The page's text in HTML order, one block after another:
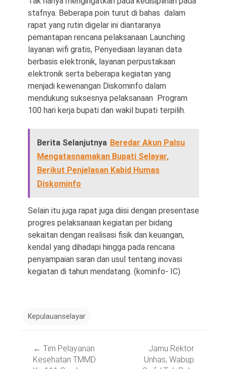
stafnya. Beberapa poin turut di bahas dalam
rapat yang rutin digelar ini diantaranya
pemantapan rencana pelaksanaan Launching
layanan wifi gratis, Penyediaan layanan data
berbasis elektronik, layanan perpustakaan
elektronik serta beberapa kegiatan yang
menjadi kewenangan Diskominfo dalam
mendukung suksesnya pelaksanaan Program
100 hari kerja bupati dan wakil bupati terpilih.
Berita Selanjutnya Beredar Akun Palsu
Mengatasnamakan Bupati Selayar,
Berikut Penjelasan Kabid Humas
Diskominfo
Selain itu juga rapat juga diisi dengan presentase
progres pelaksanaan kegiatan per bidang
sekaitan dengan realisasi fisik dan keuangan,
kendal yang dihadapi hingga pada rencana
penyampaian saran dan usul tentang inovasi
kegiatan di tahun mendatang. (kominfo- IC)
Kepulauanselayar
navigation
← Tim Pelayanan
Kesehatan TMMD
Jamu Rektor
Unhas, Wabup